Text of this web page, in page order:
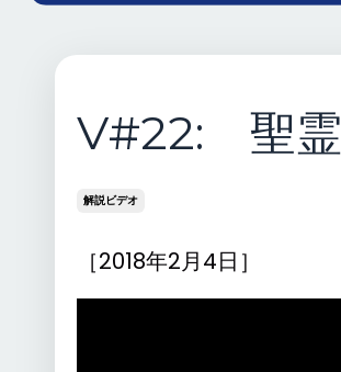
V#22: 聖霊
解説ビデオ
［2018年2月4日］